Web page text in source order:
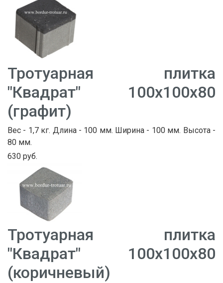
Тротуарная плитка
"Квадрат" 100х100х80
(графит)
Вес - 1,7 кг. Длина - 100 мм. Ширина - 100 мм. Высота -
80 мм.
630 руб.
Тротуарная плитка
"Квадрат" 100х100х80
(коричневый)